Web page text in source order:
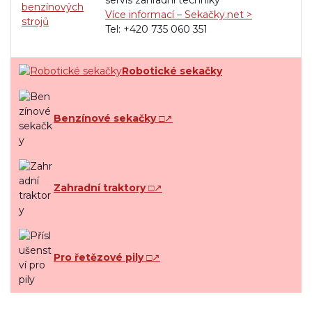
Více informací – Sekačky.net >
Tel: +420 735 060 351
Robotické sekačky
Benzínové sekačky□↗
Zahradní traktory□↗
Pro řetězové pily□↗